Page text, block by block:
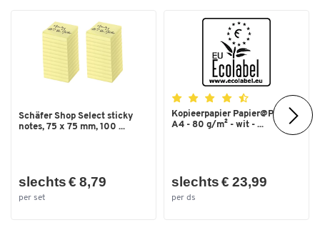
Schäfer Shop Select sticky
notes, 75 x 75 mm, 100 ...
slechts € 8,79
per set
Kopieerpapier Papier@Print -
A4 - 80 g/m² - wit - ...
slechts € 23,99
per ds